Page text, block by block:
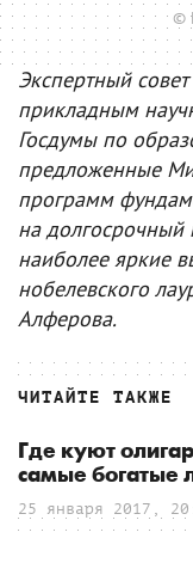
©
Экспертный
прикладным
Госдумы по
предложенные
программ
на долгосрочный
наиболее яркие
нобелевского
Алферова.
ЧИТАЙТЕ ТАКЖЕ
Где куют
самые богатые
25 января 2017,